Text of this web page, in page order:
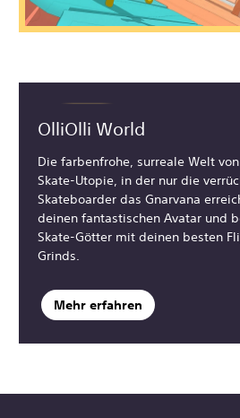
OlliOlli World
Die farbenfrohe, surreale Welt
Skate-Utopie, in der nur die
Skateboarder das Gnarvana
deinen fantastischen Avatar und
Skate-Götter mit deinen besten
Grinds.
Mehr erfahren